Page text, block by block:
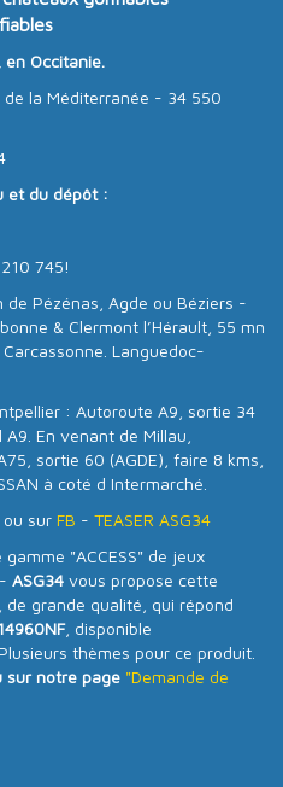
en Occitanie.
de la Méditerranée - 34 550
et du dépôt :
745!
de Pézénas, Agde ou Béziers -
& Clermont l’Hérault, 55 mn
Languedoc-
: Autoroute A9, sortie 34
En venant de Millau,
sortie 60 (AGDE), faire 8 kms,
à coté d Intermarché.
sur FB - TEASER ASG34
"ACCESS" de jeux
ASG34 vous propose cette
grande qualité, qui répond
, disponible
thèmes pour ce produit.
sur notre page "Demande de